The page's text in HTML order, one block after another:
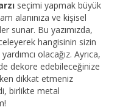
seçimi yapmak büyük
alanınıza ve kişisel
sunar. Bu yazımızda,
hangisinin sizin
olacağız. Ayrıca,
dekore edebileceğinize
dikkat etmeniz
birlikte metal